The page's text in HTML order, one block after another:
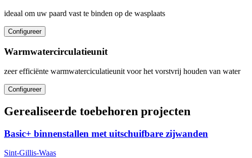
ideaal om uw paard vast te binden op de wasplaats
Configureer
Warmwatercirculatieunit
zeer efficiënte warmwaterciculatieunit voor het vorstvrij houden van water
Configureer
Gerealiseerde toebehoren projecten
Basic+ binnenstallen met uitschuifbare zijwanden
Sint-Gillis-Waas